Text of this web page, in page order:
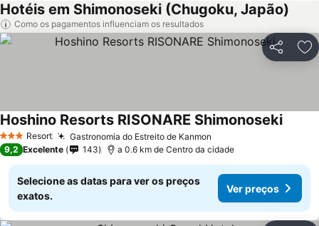
Hotéis em Shimonoseki (Chugoku, Japão)
Como os pagamentos influenciam os resultados
Partilhar
3 EstrelasResort Gastronomia do Estreito de Kanmon
Hoshino Resorts RISONARE Shimonoseki
9,2 Excelente 143 a 0.6 km de Centro da cidade
Selecione as datas para ver os preços
exatos.
Ver preços